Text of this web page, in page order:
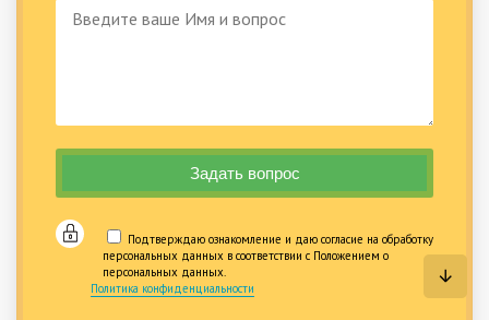
Подтверждаю ознакомление и даю согласие на обработку
персональных данных в соответствии с Положением о
персональных данных.
Политика конфиденциальности